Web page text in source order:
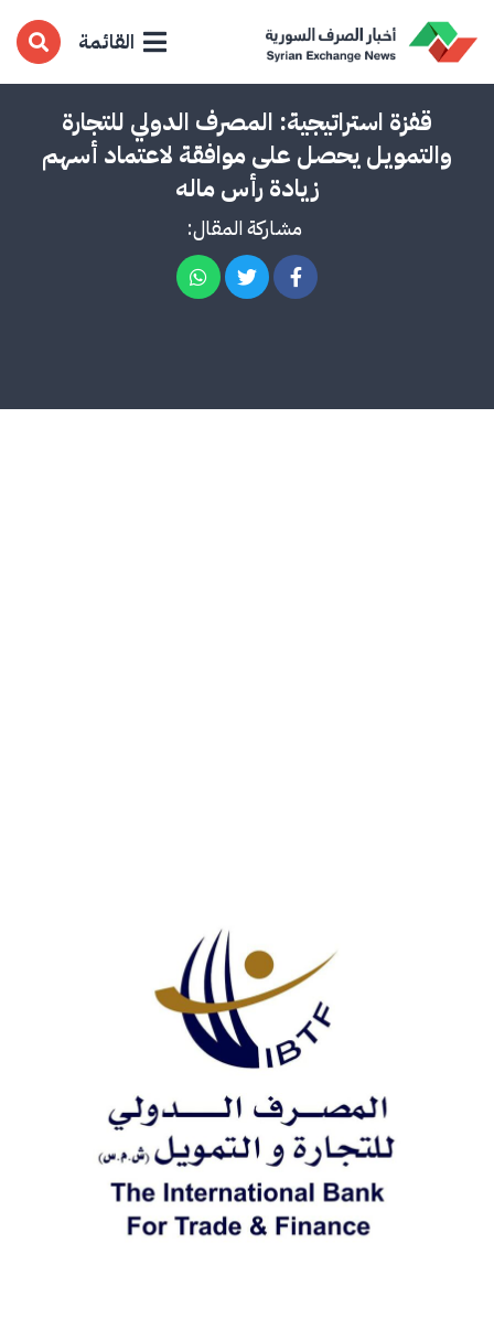
القائمة
قفزة استراتيجية: المصرف الدولي للتجارة
والتمويل يحصل على موافقة لاعتماد أسهم
زيادة رأس ماله
مشاركة المقال: